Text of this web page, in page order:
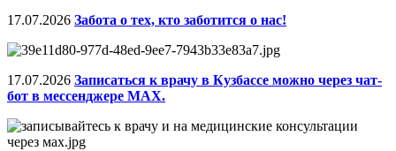
17.07.2026 Забота о тех, кто заботится о нас!
17.07.2026 Записаться к врачу в Кузбассе можно через чат-
бот в мессенджере МАХ.